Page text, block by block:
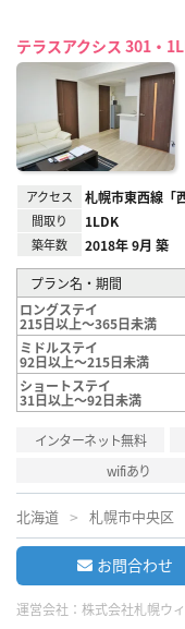
テラスアクシス 301・
アクセス 札幌市東西線「
間取り 1LDK
築年数 2018年 9月 築
プラン名・期間
ロングステイ
215日以上～365日未満
ミドルステイ
92日以上～215日未満
ショートステイ
31日以上～92日未満
インターネット無料
wifiあり
北海道 札幌市中央区
お問合わせ
運営会社： 株式会社札幌ウ